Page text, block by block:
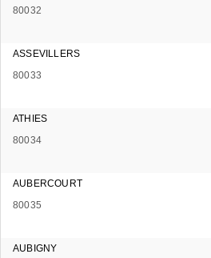
80032
ASSEVILLERS
80033
ATHIES
80034
AUBERCOURT
80035
AUBIGNY